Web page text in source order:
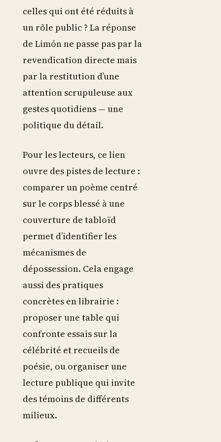
celles qui ont été réduits à
un rôle public ? La réponse
de Limón ne passe pas par la
revendication directe mais
par la restitution d’une
attention scrupuleuse aux
gestes quotidiens — une
politique du détail.
Pour les lecteurs, ce lien
ouvre des pistes de lecture :
comparer un poème centré
sur le corps blessé à une
couverture de tabloïd
permet d’identifier les
mécanismes de
dépossession. Cela engage
aussi des pratiques
concrètes en librairie :
proposer une table qui
confronte essais sur la
célébrité et recueils de
poésie, ou organiser une
lecture publique qui invite
des témoins de différents
milieux.